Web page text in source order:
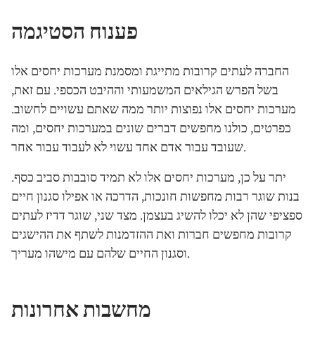
פענוח הסטיגמה
החברה לעתים קרובות מתייגת ומסמנת מערכות יחסים אלו
בשל הפרש הגילאים המשמעותי וההיבט הכספי. עם זאת,
מערכות יחסים אלו נפוצות יותר ממה שאתם עשויים לחשוב.
כפרטים, כולנו מחפשים דברים שונים במערכות יחסים, ומה
שעובד עבור אדם אחד עשוי לא לעבוד עבור אחר.
יתר על כן, מערכות יחסים אלו לא תמיד סובבות סביב כסף.
בנות שוגר רבות מחפשות חונכות, הדרכה או אפילו סגנון חיים
ספציפי שהן לא יכלו להשיג בעצמן. מצד שני, שוגר דדיז לעתים
קרובות מחפשים חברות ואת ההזדמנות לשתף את ההישגים
וסגנון החיים שלהם עם מישהו מעריך.
מחשבות אחרונות